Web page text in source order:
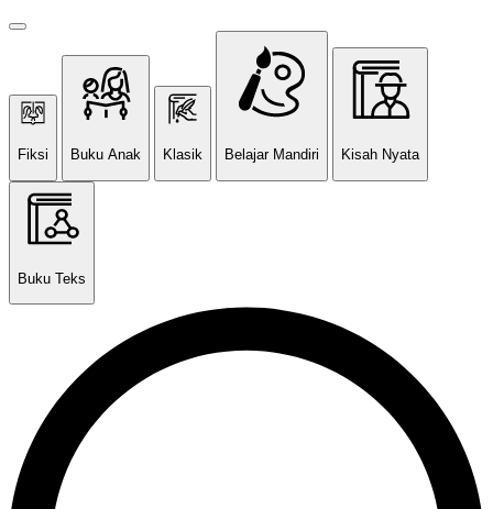
Fiksi Buku Anak Klasik Belajar Mandiri Kisah Nyata
Buku Teks